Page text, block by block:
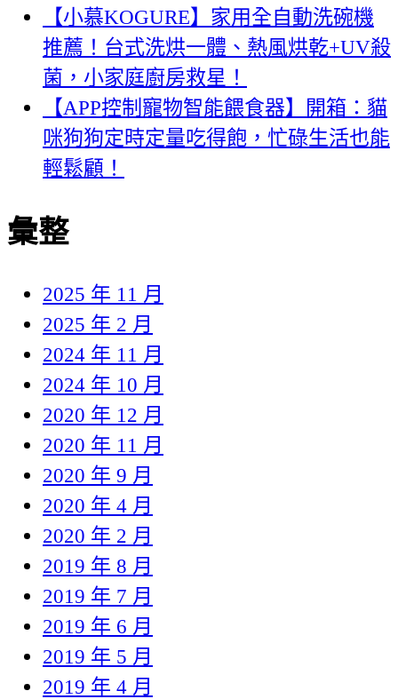
【小慕KOGURE】家用全自動洗碗機
推薦！台式洗烘一體、熱風烘乾+UV殺
菌，小家庭廚房救星！
【APP控制寵物智能餵食器】開箱：貓
咪狗狗定時定量吃得飽，忙碌生活也能
輕鬆顧！
彙整
2025 年 11 月
2025 年 2 月
2024 年 11 月
2024 年 10 月
2020 年 12 月
2020 年 11 月
2020 年 9 月
2020 年 4 月
2020 年 2 月
2019 年 8 月
2019 年 7 月
2019 年 6 月
2019 年 5 月
2019 年 4 月